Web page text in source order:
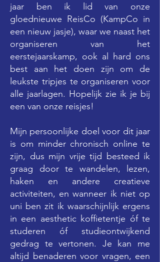
jaar ben ik lid van onze
gloednieuwe ReisCo (KampCo in
een nieuw jasje), waar we naast het
organiseren van het
eerstejaarskamp, ook al hard ons
best aan het doen zijn om de
leukste tripjes te organiseren voor
alle jaarlagen. Hopelijk zie ik je bij
een van onze reisjes!
Mijn persoonlijke doel voor dit jaar
is om minder chronisch online te
zijn, dus mijn vrije tijd besteed ik
graag door te wandelen, lezen,
haken en andere creatieve
activiteiten, en wanneer ik niet op
uni ben zit ik waarschijnlijk ergens
in een aesthetic koffietentje óf te
studeren óf studieontwijkend
gedrag te vertonen. Je kan me
altijd benaderen voor vragen, een